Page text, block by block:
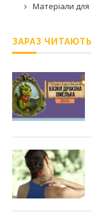
Матеріали
ЗАРАЗ ЧИТАЮТЬ